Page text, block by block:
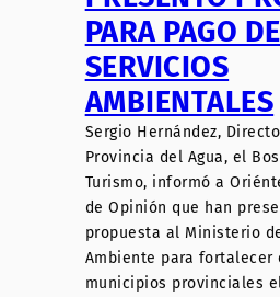
PARA PAGO DE
SERVICIOS
AMBIENTALES
Sergio Hernández,
Provincia del Agua, el
Turismo, informó a
de Opinión que han
propuesta al Ministerio
Ambiente para fortalecer
municipios provinciales el